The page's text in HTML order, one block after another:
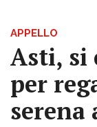
APPELLO
Asti, si
per
serena